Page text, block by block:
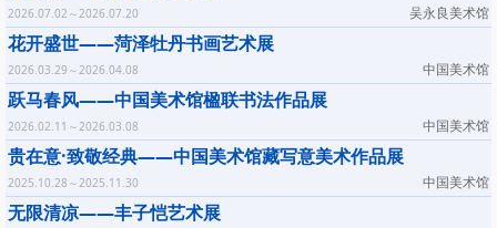
吴永良美术馆
2026.07.02～2026.07.20
花开盛世——菏泽牡丹书画艺术展
中国美术馆
2026.03.29～2026.04.08
跃马春风——中国美术馆楹联书法作品展
中国美术馆
2026.02.11～2026.03.08
贵在意·致敬经典——中国美术馆藏写意美术作品展
中国美术馆
2025.10.28～2025.11.30
无限清凉——丰子恺艺术展